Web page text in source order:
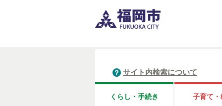
サイト内検索について
くらし・手続き 子育て・